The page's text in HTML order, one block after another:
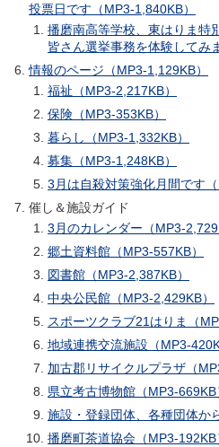
投票日です（MP3-1,840KB）
播磨南高等学校、東はりま特
皆さん選挙事務を体験してみ
情報のページ（MP3-1,129KB）
福祉（MP3-2,217KB）
保険（MP3-353KB）
暮らし（MP3-1,332KB）
募集（MP3-1,248KB）
3月は自殺対策強化月間です（
催し＆施設ガイド
3月のカレンダー（MP3-
郷土資料館（MP3-557KB）
図書館（MP3-2,387KB）
中央公民館（MP3-2,429KB）
スポーツクラブ21はりま（
地域連携交流施設（MP3-
加古郡リサイクルプラザ（
県立考古博物館（MP3-669KB
施設・登録団体、各種団体か
播磨町茶道協会（MP3-192KB